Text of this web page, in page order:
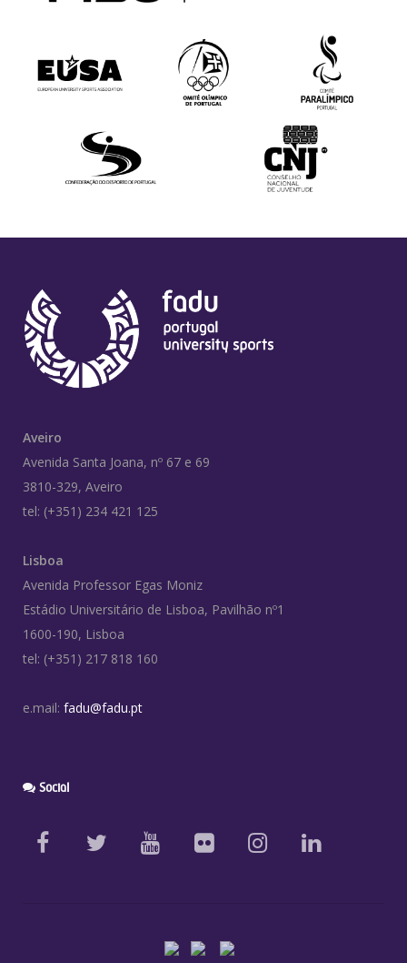
Aveiro
Avenida Santa Joana, nº 67 e 69
3810-329, Aveiro
tel: (+351) 234 421 125
Lisboa
Avenida Professor Egas Moniz
Estádio Universitário de Lisboa, Pavilhão nº1
1600-190, Lisboa
tel: (+351) 217 818 160
e.mail: fadu@fadu.pt
Social